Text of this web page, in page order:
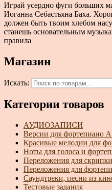
Играй усердно фуги больших
Иоганна Себастьяна Баха.
должен быть твоим хлебом
станешь основательным
правила
Магазин
Искать:
Категории товаров
АУДИОЗАПИСИ
Версии для фортепиано
Красивые мелодии для
Ноты для голоса и
Переложения для
Переложения для
Саундтреки, песни из
Тестовые задания